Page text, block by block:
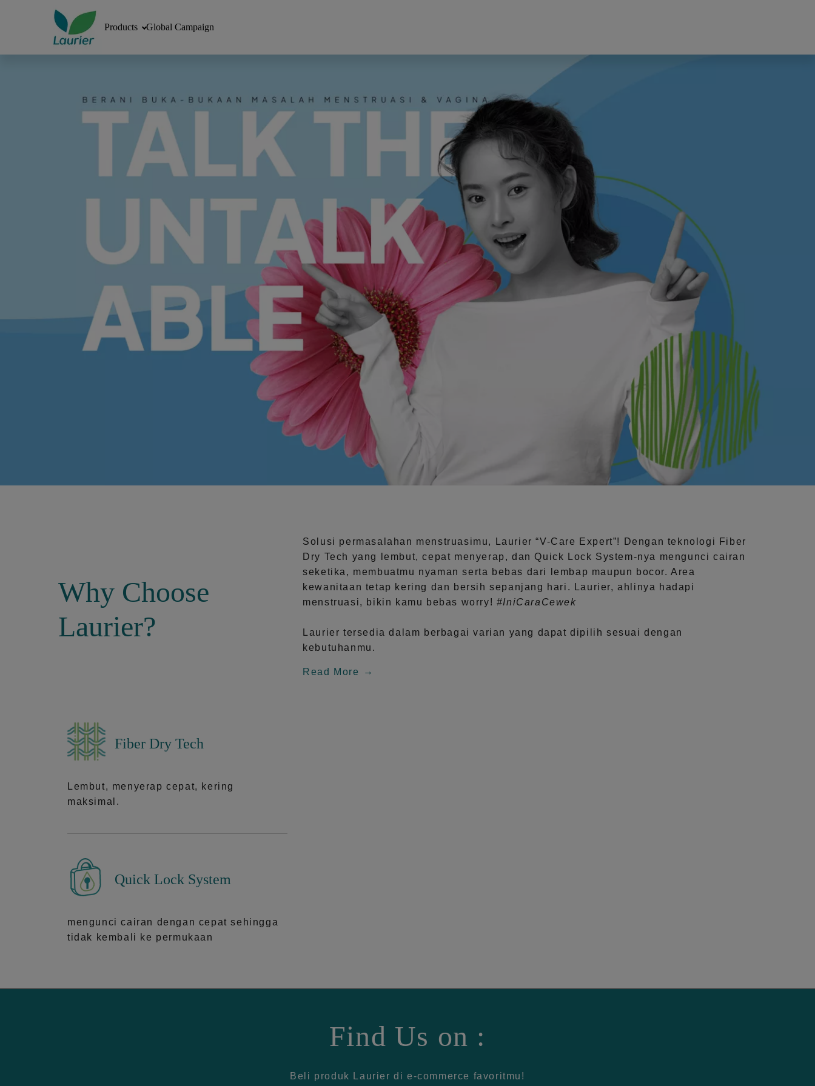
Products Global Campaign
Why Choose
Laurier?
Solusi permasalahan menstruasimu, Laurier“V-Care Expert”! Dengan teknologi
Fiber
Dry Tech yang lembut, cepat menyerap, dan Quick Lock System-nya mengunci cairan
seketika, membuatmu nyaman serta bebas dari lembap maupun bocor. Area
kewanitaan tetap kering dan bersih sepanjang hari.
Laurier, ahlinya hadapi
menstruasi, bikin kamu bebas worry! #IniCaraCewek
Laurier tersedia dalam berbagai varian yang dapat dipilih sesuai dengan
kebutuhanmu.
Read More
Fiber Dry Tech
Lembut, menyerap cepat, kering
maksimal.
Quick Lock System
mengunci cairan dengan cepat sehingga
tidak kembali ke permukaan
Find Us on :
Beli produk Laurier di e-commerce favoritmu!